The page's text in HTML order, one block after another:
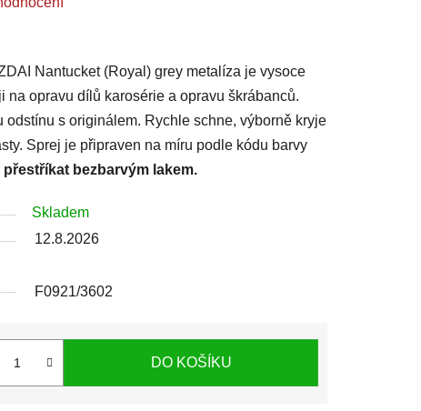
Nantucket (Royal) grey metalíza je vysoce
na opravu dílů karosérie a opravu škrábanců.
odstínu s originálem. Rychle schne, výborně kryje
Sprej je připraven na míru podle kódu barvy
bezbarvým lakem.
Skladem
12.8.2026
F0921/3602
DO KOŠÍKU